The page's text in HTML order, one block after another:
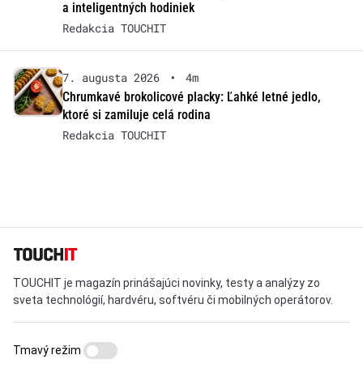
a inteligentných hodiniek
Redakcia TOUCHIT
7. augusta 2026 •
4m
Chrumkavé brokolicové placky: Ľahké letné jedlo,
ktoré si zamiluje celá rodina
Redakcia TOUCHIT
TOUCHIT je magazín prinášajúci novinky, testy a analýzy zo
sveta technológií, hardvéru, softvéru či mobilných operátorov.
Tmavý režim